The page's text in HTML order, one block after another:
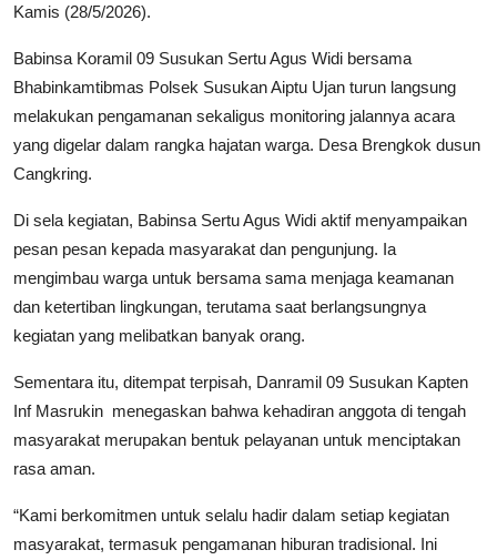
Kamis (28/5/2026).
Babinsa Koramil 09 Susukan Sertu Agus Widi bersama
Bhabinkamtibmas Polsek Susukan Aiptu Ujan turun langsung
melakukan pengamanan sekaligus monitoring jalannya acara
yang digelar dalam rangka hajatan warga. Desa Brengkok dusun
Cangkring.
Di sela kegiatan, Babinsa Sertu Agus Widi aktif menyampaikan
pesan pesan kepada masyarakat dan pengunjung. Ia
mengimbau warga untuk bersama sama menjaga keamanan
dan ketertiban lingkungan, terutama saat berlangsungnya
kegiatan yang melibatkan banyak orang.
Sementara itu, ditempat terpisah, Danramil 09 Susukan Kapten
Inf Masrukin menegaskan bahwa kehadiran anggota di tengah
masyarakat merupakan bentuk pelayanan untuk menciptakan
rasa aman.
“Kami berkomitmen untuk selalu hadir dalam setiap kegiatan
masyarakat, termasuk pengamanan hiburan tradisional. Ini